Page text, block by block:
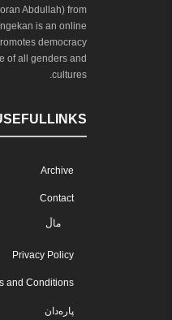
Abdullah) from
is an online
democracy
of all genders and
cultures.
Archive
Contact
ماڵ
Privacy Policy
and Conditions
پارەدان